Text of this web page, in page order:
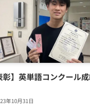
彰】英単語コンクール
年10月31日